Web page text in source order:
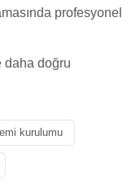
profesyonel
daha doğru
kurulumu